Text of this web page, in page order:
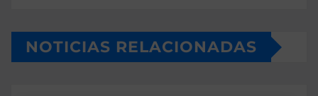
NOTICIAS RELACIONADAS